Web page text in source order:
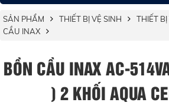
SẢN PHẨM THIẾT BỊ VỆ SINH THIẾT
CẦU INAX
BỒN CẦU INAX AC-
) 2 KHỐI AQUA